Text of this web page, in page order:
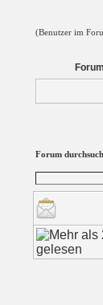
(Benutzer im
Forum